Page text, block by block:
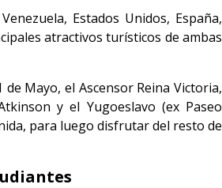
Estados Unidos, España,
atractivos turísticos de ambas
Mayo, el Ascensor Reina Victoria,
y el Yugoeslavo (ex Paseo
para luego disfrutar del resto de